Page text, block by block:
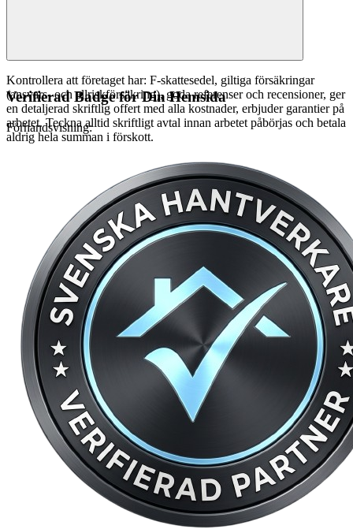
Kontrollera att företaget har: F-skattesedel, giltiga försäkringar
(ansvars- och allriskförsäkring), goda referenser och recensioner, ger
en detaljerad skriftlig offert med alla kostnader, erbjuder garantier på
arbetet. Teckna alltid skriftligt avtal innan arbetet påbörjas och betala
aldrig hela summan i förskott.
Verifierad Badge för Din Hemsida
Förhandsvisning: